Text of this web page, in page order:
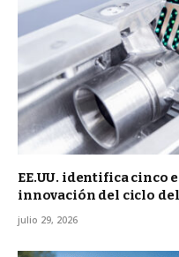
EE.UU. identifica cinco
innovación del ciclo
julio 29, 2026